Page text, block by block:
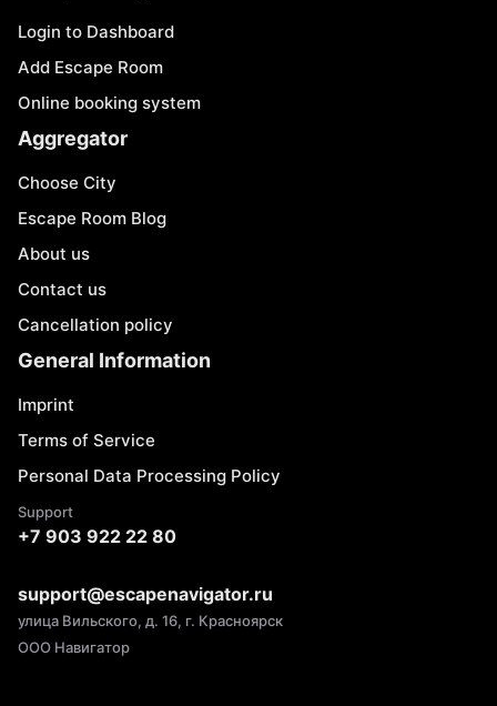
Login to Dashboard
Add Escape Room
Online booking system
Aggregator
Choose City
Escape Room Blog
About us
Contact us
Cancellation policy
General Information
Imprint
Terms of Service
Personal Data Processing Policy
Support
+7 903 922 22 80
support@escapenavigator.ru
улица Вильского, д. 16, г. Красноярск
ООО Навигатор